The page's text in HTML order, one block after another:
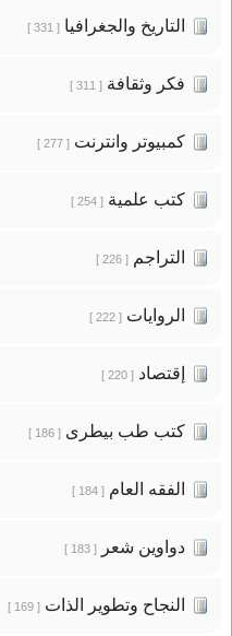
التاريخ والجغرافيا[ 331 ]
فكر وثقافة[ 311 ]
كمبيوتر وانترنت[ 277 ]
كتب علمية[ 254 ]
التراجم[ 226 ]
الروايات[ 222 ]
إقتصاد[ 220 ]
كتب طب بيطرى[ 186 ]
الفقه العام[ 184 ]
دواوين شعر[ 183 ]
النجاح وتطوير الذات[ 169 ]